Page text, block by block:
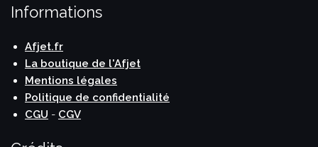
Informations
Afjet.fr
La boutique de l'Afjet
Mentions légales
Politique de confidentialité
CGU - CGV